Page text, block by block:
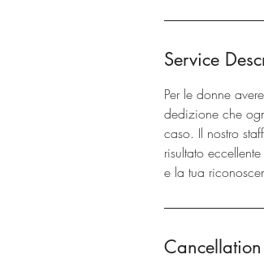
Service
Per le donne
dedizione che
caso. Il nostro
risultato
e la tua